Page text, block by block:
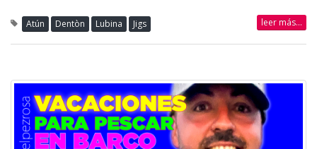
Atún Dentòn Lubina Jigs leer más...